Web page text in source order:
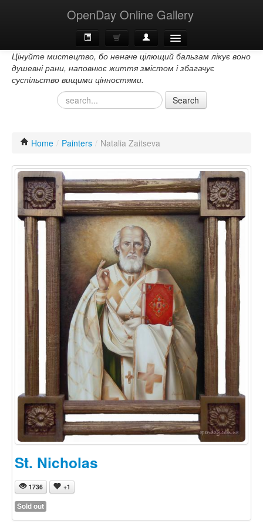
OpenDay Online Gallery
Home
About Us
Цінуйте мистецтво, бо неначе цілющий бальзам лікує воно
душевні рани, наповнює життя змістом і збагачує
суспільство вищими цінностями.
Search
Home / Painters / Natalia Zaitseva
St. Nicholas
1736 +1
Sold out